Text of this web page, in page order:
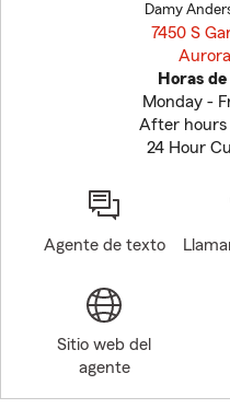
Damy
7450 S
Horas
Monday -
After
24 Hour
Agente de texto
Sitio web del
agente